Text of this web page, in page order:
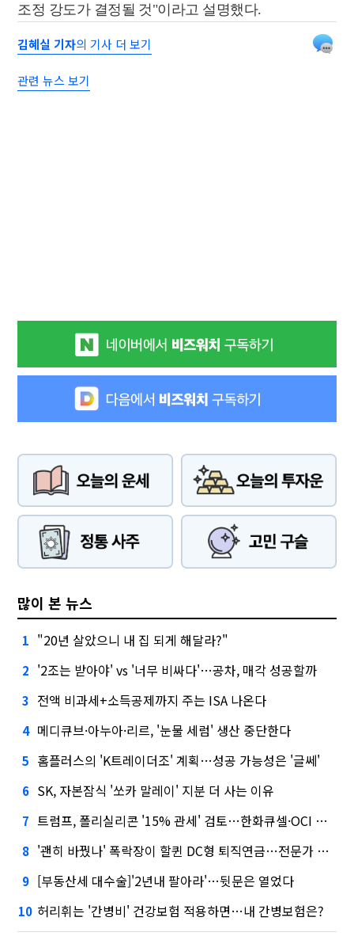
조정 강도가 결정될 것"이라고 설명했다.
김혜실 기자의 기사 더 보기
관련 뉴스 보기
많이 본 뉴스
1 "20년 살았으니 내 집 되게 해달라?"
2 '2조는 받아야' vs '너무 비싸다'…공차, 매각 성공할까
3 전액 비과세+소득공제까지 주는 ISA 나온다
4 메디큐브·아누아·리르, '눈물 세럼' 생산 중단한다
5 홈플러스의 'K트레이더조' 계획…성공 가능성은 '글쎄'
6 SK, 자본잠식 '쏘카 말레이' 지분 더 사는 이유
7 트럼프, 폴리실리콘 '15% 관세' 검토…한화큐셀·OCI 영향은?
8 '괜히 바꿨나' 폭락장이 할퀸 DC형 퇴직연금…전문가 조언은
9 [부동산세 대수술]'2년내 팔아라'…뒷문은 열었다
10 허리휘는 '간병비' 건강보험 적용하면…내 간병보험은?